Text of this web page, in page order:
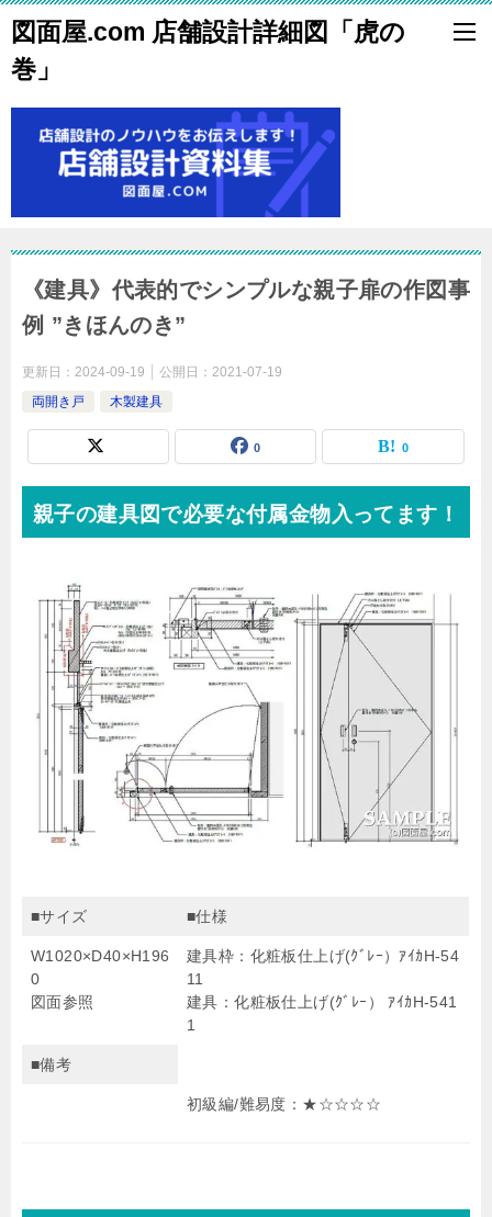
図面屋.com 店舗設計詳細図「虎の
巻」
《建具》代表的でシンプルな親子扉の作図事
例 ”きほんのき”
更新日： 2024-09-19 公開日： 2021-07-19
両開き戸
木製建具
0 0
親子の建具図で必要な付属金物入ってます！
■サイズ ■仕様
W1020×D40×H196
0
図面参照
建具枠：化粧板仕上げ(ｸﾞﾚｰ）ｱｲｶH-54
11
建具：化粧板仕上げ(ｸﾞﾚｰ） ｱｲｶH-541
1
■備考
初級編/難易度：★☆☆☆☆